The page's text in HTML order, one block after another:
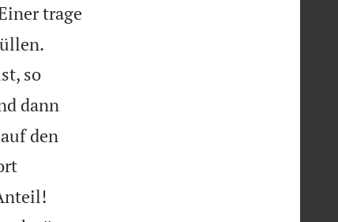
trage

so
dann
den
